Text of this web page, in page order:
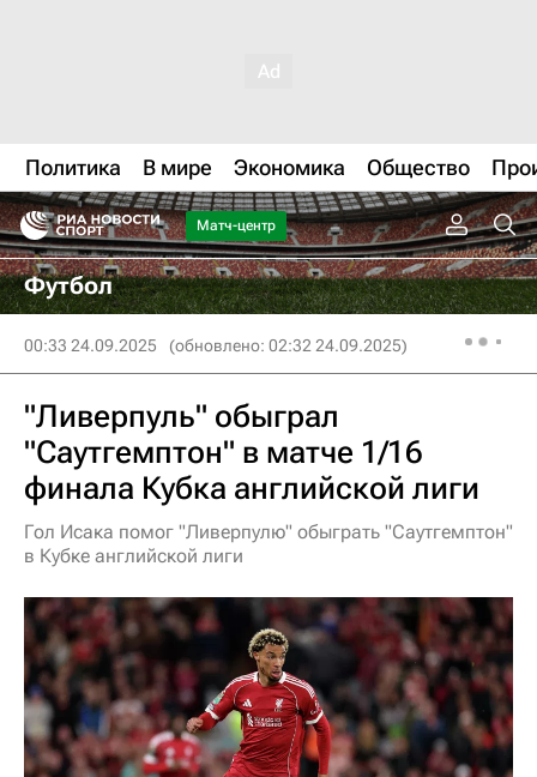
Политика В мире Экономика Общество
Матч-центр
Футбол
00:33 24.09.2025 (обновлено: 02:32 24.09.2025)
"Ливерпуль" обыграл
"Саутгемптон" в матче 1/16
финала Кубка английской лиги
Гол Исака помог "Ливерпулю" обыграть "Саутгемптон"
в Кубке английской лиги